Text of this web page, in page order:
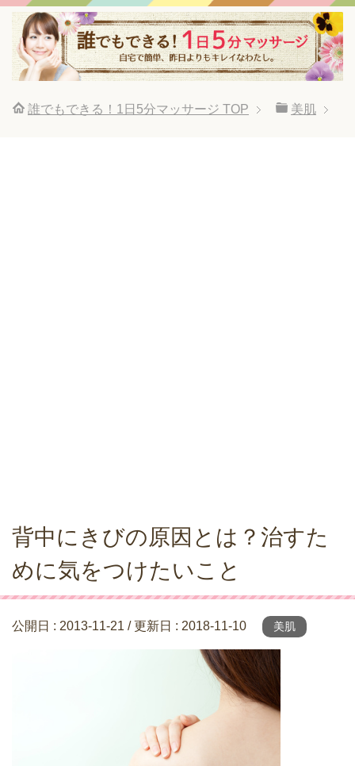
誰でもできる！1日5分マッサージ TOP 美肌
背中にきびの原因とは？治すた
めに気をつけたいこと
公開日 : 2013-11-21 / 更新日 : 2018-11-10 美肌